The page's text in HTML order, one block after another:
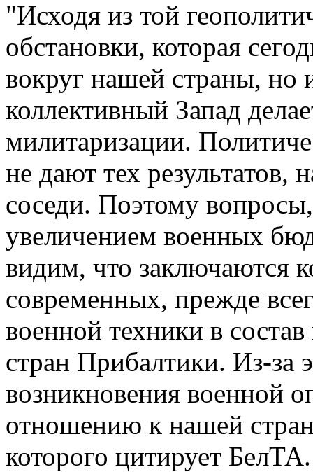
"Исходя из той
обстановки, которая
вокруг нашей страны,
коллективный Запад
милитаризации.
не дают тех результатов,
соседи. Поэтому
увеличением военных
видим, что заключаются
современных, прежде
военной техники в
стран Прибалтики. Из-за
возникновения военной
отношению к нашей
которого цитирует БелТА.